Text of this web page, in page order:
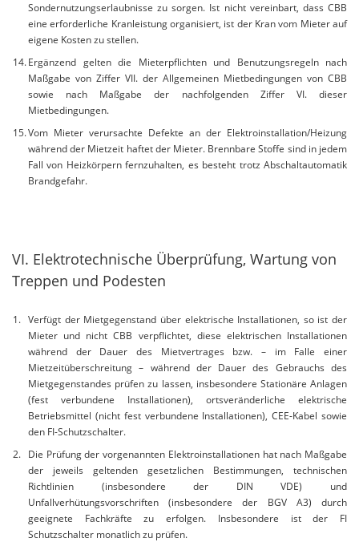
Sondernutzungserlaubnisse zu sorgen. Ist nicht vereinbart, dass CBB
eine erforderliche Kranleistung organisiert, ist der Kran vom Mieter auf
eigene Kosten zu stellen.
Ergänzend gelten die Mieterpflichten und Benutzungsregeln nach
Maßgabe von Ziffer VII. der Allgemeinen Mietbedingungen von CBB
sowie nach Maßgabe der nachfolgenden Ziffer VI. dieser
Mietbedingungen.
Vom Mieter verursachte Defekte an der Elektroinstallation/Heizung
während der Mietzeit haftet der Mieter. Brennbare Stoffe sind in jedem
Fall von Heizkörpern fernzuhalten, es besteht trotz Abschaltautomatik
Brandgefahr.
VI. Elektrotechnische Überprüfung, Wartung von
Treppen und Podesten
Verfügt der Mietgegenstand über elektrische Installationen, so ist der
Mieter und nicht CBB verpflichtet, diese elektrischen Installationen
während der Dauer des Mietvertrages bzw. – im Falle einer
Mietzeitüberschreitung – während der Dauer des Gebrauchs des
Mietgegenstandes prüfen zu lassen, insbesondere Stationäre Anlagen
(fest verbundene Installationen), ortsveränderliche elektrische
Betriebsmittel (nicht fest verbundene Installationen), CEE-Kabel sowie
den FI-Schutzschalter.
Die Prüfung der vorgenannten Elektroinstallationen hat nach Maßgabe
der jeweils geltenden gesetzlichen Bestimmungen, technischen
Richtlinien (insbesondere der DIN VDE) und
Unfallverhütungsvorschriften (insbesondere der BGV A3) durch
geeignete Fachkräfte zu erfolgen. Insbesondere ist der FI
Schutzschalter monatlich zu prüfen.